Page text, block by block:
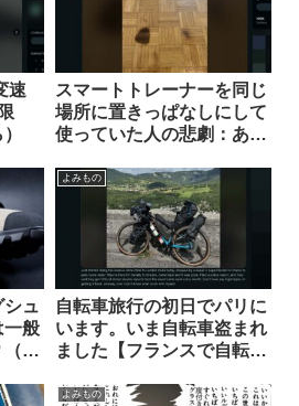
速
スマートトレーナーを同じ
場所に置きっぱなしにして
使っていた人の悲劇：あな
示板から）
ュ
一般
（海
よみもの
自転車旅行の初日でパリに
います。いま自転車盗まれ
ました【フランスで自転車
海外掲示板から】
よみもの